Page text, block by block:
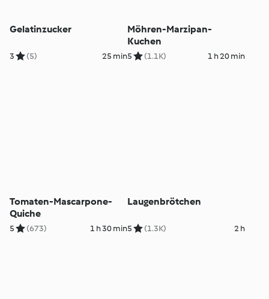
Gelatinzucker
3 (5) 25 min
Möhren-Marzipan-
Kuchen
5 (1.1K) 1 h 20 min
Tomaten-Mascarpone-
Quiche
5 (673) 1 h 30 min
Laugenbrötchen
5 (1.3K) 2 h